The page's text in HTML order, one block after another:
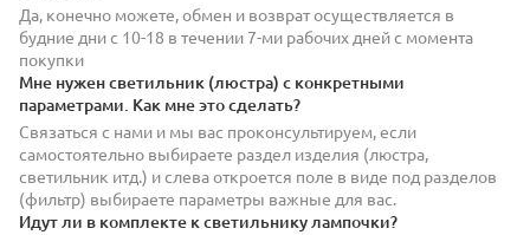
Да, конечно можете, обмен и возврат осуществляется в
будние дни с 10-18 в течении 7-ми рабочих дней с момента
покупки
Мне нужен светильник (люстра) с конкретными
параметрами. Как мне это сделать?
Связаться с нами и мы вас проконсультируем, если
самостоятельно выбираете раздел изделия (люстра,
светильник итд.) и слева откроется поле в виде под разделов
(фильтр) выбираете параметры важные для вас.
Идут ли в комплекте к светильнику лампочки?